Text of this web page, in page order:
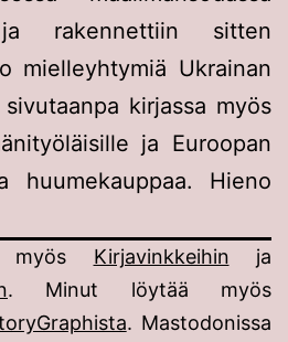
rakennettiin sitten
mielleyhtymiä Ukrainan
kirjassa myös
ja Euroopan
huumekauppaa. Hieno
myös Kirjavinkkeihin ja
. Minut löytää myös
. Mastodonissa